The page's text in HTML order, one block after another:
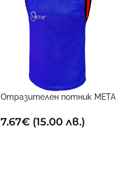
Отразителен потник META
7.67€(15.00 лв.)